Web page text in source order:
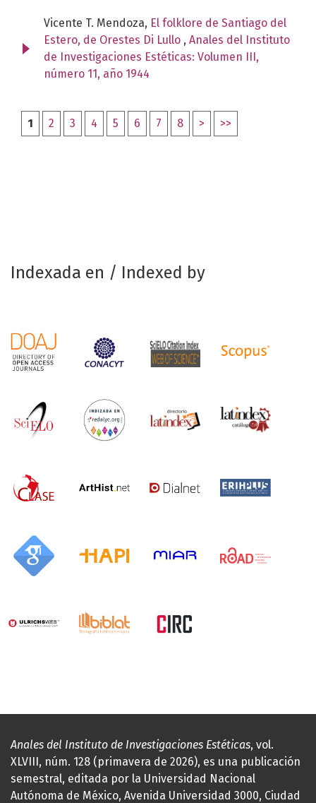
Vicente T. Mendoza, El folklore de Santiago del
Estero, de Orestes Di Lullo , Anales del Instituto
de Investigaciones Estéticas: Volumen III,
número 11, año 1944
1 2 3 4 5 6 7 8 > >>
Indexada en / Indexed by
Anales del Instituto de Investigaciones Estéticas, vol.
XLVIII, núm. 128 (primavera de 2026), es una publicación
semestral, editada por la Universidad Nacional
Autónoma de México, Avenida Universidad 3000, Ciudad